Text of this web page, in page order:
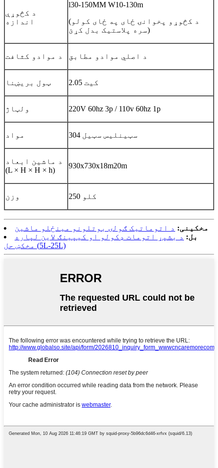
د کڅوړې
اندازه
l30-150MM W10-130m
(د کڅوړو پخوانۍ ځای په ځای کولو
سره پلاستيک بدل کړئ)
د موادو کثافت د اصلي موادو مطابق
ټول بریښنا 2.05 کیت
ولټاژ 220V 60hz 3p / 110v 60hz 1p
مواد سټینلیس سټیل 304
د ماشین ابعاد
(L × H × H × h)
930x730x18m20m
وزن 250 کلو
مخکینی: د اتوماتیک ګولۍ بوتلونو مینځلو ماشین
بل: د بشپړ اتومات ډکولو او کیپینګ لاین لپاره
مخکښ حل (5L-25L)